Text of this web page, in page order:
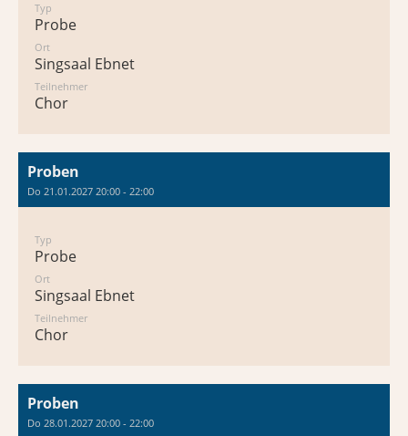
Typ
Probe
Ort
Singsaal Ebnet
Teilnehmer
Chor
Proben
Do 21.01.2027 20:00 - 22:00
Typ
Probe
Ort
Singsaal Ebnet
Teilnehmer
Chor
Proben
Do 28.01.2027 20:00 - 22:00